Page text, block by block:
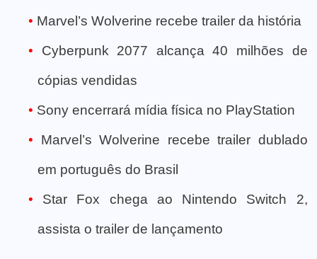
Marvel’s Wolverine recebe trailer da história
Cyberpunk 2077 alcança 40 milhões de
cópias vendidas
Sony encerrará mídia física no PlayStation
Marvel’s Wolverine recebe trailer dublado
em português do Brasil
Star Fox chega ao Nintendo Switch 2,
assista o trailer de lançamento